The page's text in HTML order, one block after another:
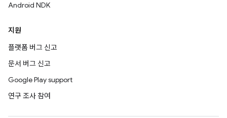
Android NDK
지원
플랫폼 버그 신고
문서 버그 신고
Google Play support
연구 조사 참여